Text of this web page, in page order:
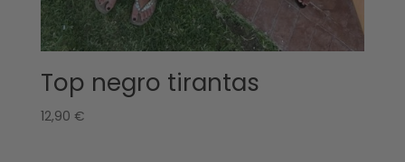
Top negro tirantas
12,90 €